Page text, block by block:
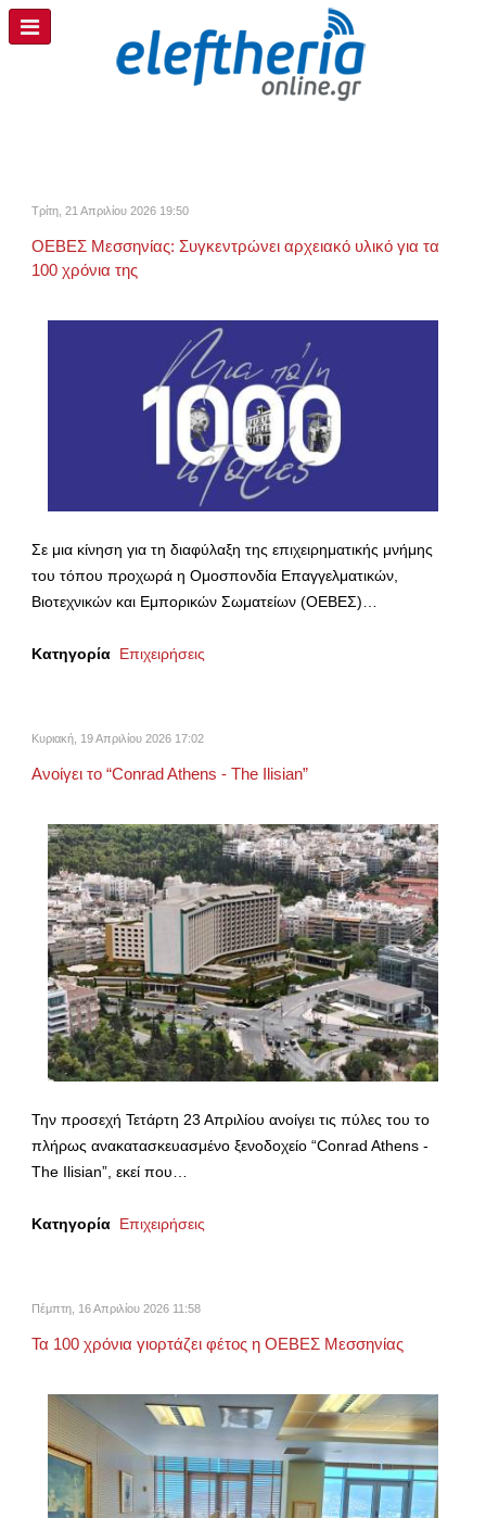
Τρίτη, 21 Απριλίου 2026 19:50
ΟΕΒΕΣ Μεσσηνίας: Συγκεντρώνει αρχειακό υλικό για τα
100 χρόνια της
Σε μια κίνηση για τη διαφύλαξη της επιχειρηματικής μνήμης
του τόπου προχωρά η Ομοσπονδία Επαγγελματικών,
Βιοτεχνικών και Εμπορικών Σωματείων (ΟΕΒΕΣ)…
Κατηγορία Επιχειρήσεις
Κυριακή, 19 Απριλίου 2026 17:02
Ανοίγει το “Conrad Athens - The Ilisian”
Την προσεχή Τετάρτη 23 Απριλίου ανοίγει τις πύλες του το
πλήρως ανακατασκευασμένο ξενοδοχείο “Conrad Athens -
The Ilisian”, εκεί που…
Κατηγορία Επιχειρήσεις
Πέμπτη, 16 Απριλίου 2026 11:58
Τα 100 χρόνια γιορτάζει φέτος η ΟΕΒΕΣ Μεσσηνίας